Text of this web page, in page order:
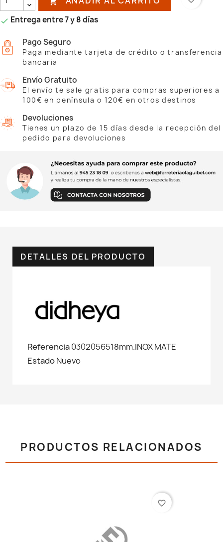
 Entrega entre 7 y 8 días
Pago Seguro
Paga mediante tarjeta de crédito o transferencia
bancaria
Envío Gratuito
El envío te sale gratis para compras superiores a
100€ en península o 120€ en otros destinos
Devoluciones
Tienes un plazo de 15 días desde la recepción del
pedido para devoluciones
DETALLES DEL PRODUCTO
Referencia0302056518mm.INOX MATE
EstadoNuevo
PRODUCTOS RELACIONADOS
favorite_border